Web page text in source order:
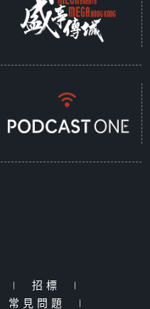
| 招標
|
常見問題 |